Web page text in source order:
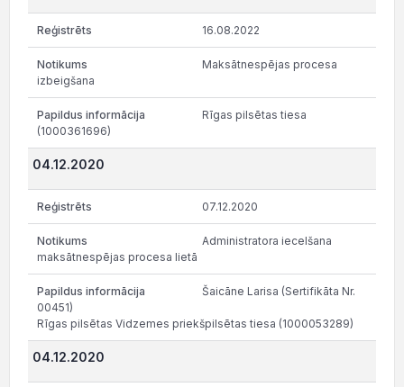
16.08.2022
Maksātnespējas procesa
izbeigšana
Rīgas pilsētas tiesa
(1000361696)
04.12.2020
07.12.2020
Administratora iecelšana
maksātnespējas procesa lietā
Šaicāne Larisa (Sertifikāta Nr.
00451)
Rīgas pilsētas Vidzemes priekšpilsētas tiesa (1000053289)
04.12.2020